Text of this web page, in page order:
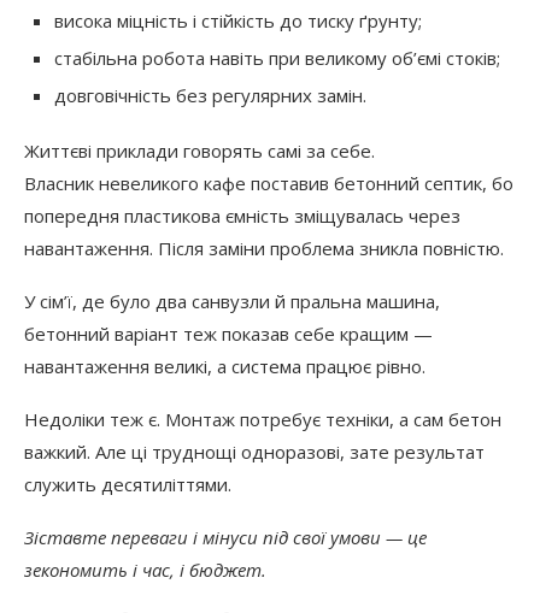
висока міцність і стійкість до тиску ґрунту;
стабільна робота навіть при великому об’ємі стоків;
довговічність без регулярних замін.
Життєві приклади говорять самі за себе.
Власник невеликого кафе поставив бетонний септик, бо
попередня пластикова ємність зміщувалась через
навантаження. Після заміни проблема зникла повністю.
У сім’ї, де було два санвузли й пральна машина,
бетонний варіант теж показав себе кращим —
навантаження великі, а система працює рівно.
Недоліки теж є. Монтаж потребує техніки, а сам бетон
важкий. Але ці труднощі одноразові, зате результат
служить десятиліттями.
Зіставте переваги і мінуси під свої умови — це
зекономить і час, і бюджет.